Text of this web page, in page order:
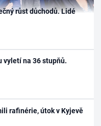
růst důchodů. Lidé
vyletí na 36 stupňů.
rafinérie, útok v Kyjevě